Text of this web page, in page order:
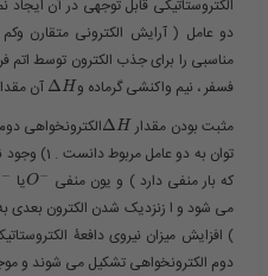
الکتروستاتیکی قابل توجهی در آن
دو عامل ( آرایش الکترونی متقارن
مناسبی را برای جذب الکترون توسط اتم
فسفر ، نیم واکنشی گرماده و​
ΔH
آن
مثبت بودن مقدار ​
ΔH
​الکترونخواهی
توان به دو
که بار منفی دارد ) و یون منفی ​
O− ​یا ​ −
) افزایش میزان نیروی دافعۀ
دوم الکترونخواهی تشکیل می شوند و